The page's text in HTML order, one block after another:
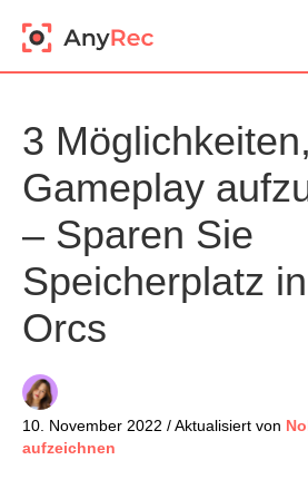
3
Gameplay
– Sparen Sie
Speicherplatz
Orcs
10. November 2022 / Aktualisiert von
aufzeichnen